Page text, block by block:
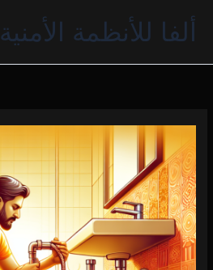
المحتوىألفا للأنظمة الأمنية